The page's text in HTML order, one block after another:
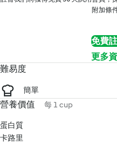
附加條
免費
更多
難易度
簡單
營養價值 每 1 cup
蛋白質
卡路里